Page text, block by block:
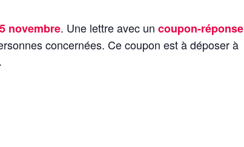
novembre. Une lettre avec uncoupon-réponse
concernées. Ce coupon est à déposer à